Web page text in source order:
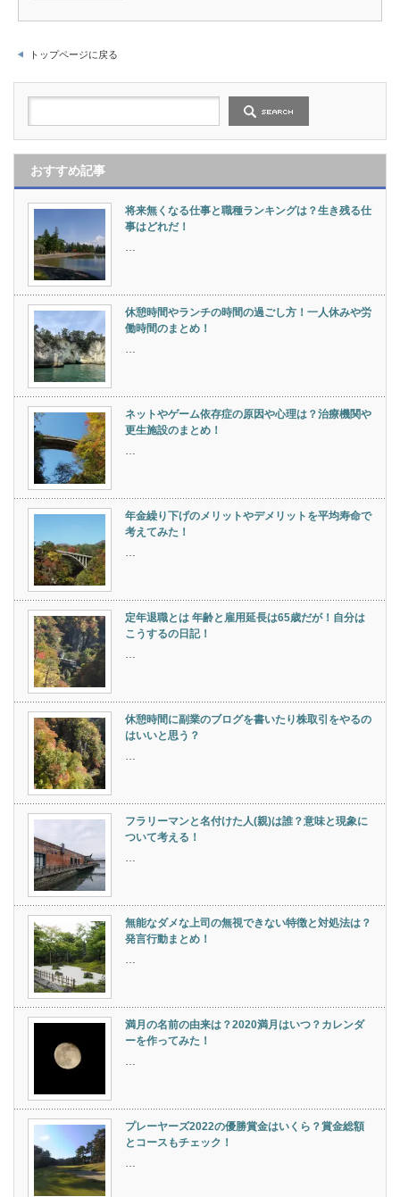
トップページに戻る
おすすめ記事
将来無くなる仕事と職種ランキングは？生き残る仕
事はどれだ！
…
休憩時間やランチの時間の過ごし方！一人休みや労
働時間のまとめ！
…
ネットやゲーム依存症の原因や心理は？治療機関や
更生施設のまとめ！
…
年金繰り下げのメリットやデメリットを平均寿命で
考えてみた！
…
定年退職とは 年齢と雇用延長は65歳だが！自分は
こうするの日記！
…
休憩時間に副業のブログを書いたり株取引をやるの
はいいと思う？
…
フラリーマンと名付けた人(親)は誰？意味と現象に
ついて考える！
…
無能なダメな上司の無視できない特徴と対処法は？
発言行動まとめ！
…
満月の名前の由来は？2020満月はいつ？カレンダ
ーを作ってみた！
…
プレーヤーズ2022の優勝賞金はいくら？賞金総額
とコースもチェック！
…